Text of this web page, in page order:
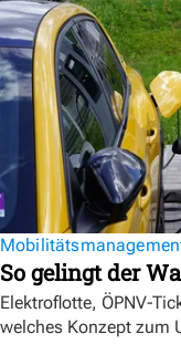
So gelingt der
Elektroflotte, ÖPNV-
welches Konzept zum